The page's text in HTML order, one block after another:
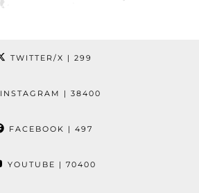
TWITTER/X | 299
INSTAGRAM | 38400
FACEBOOK | 497
YOUTUBE | 70400